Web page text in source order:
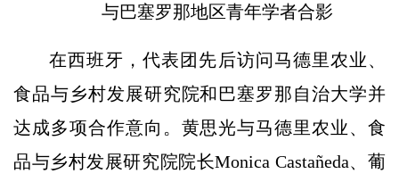
与巴塞罗那地区青年学者合影
在西班牙，代表团先后访问马德里农业、
食品与乡村发展研究院和巴塞罗那自治大学并
达成多项合作意向。黄思光与马德里农业、食
品与乡村发展研究院院长Monica Castañeda、葡